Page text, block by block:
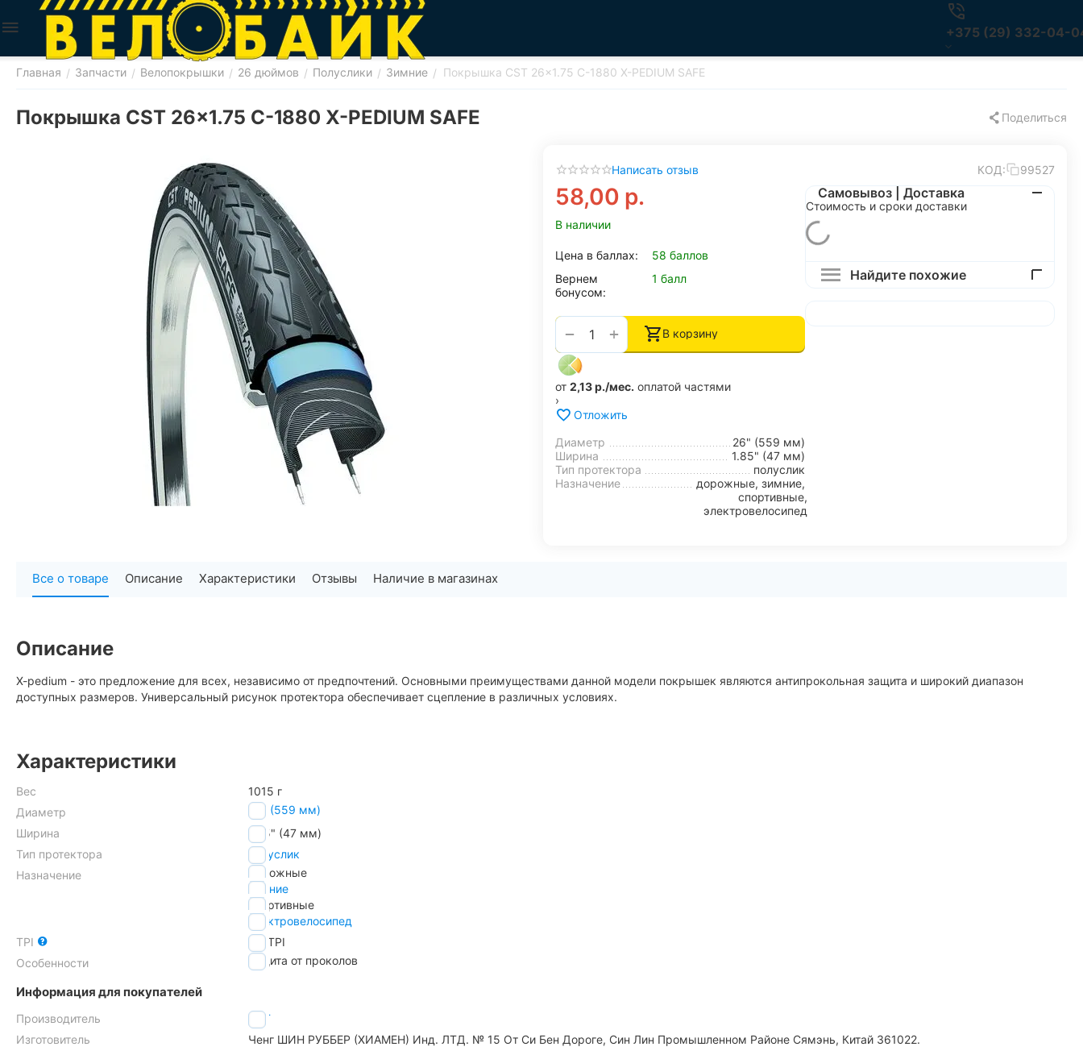
+375 (29) 332-04-
Главная / Запчасти / Велопокрышки / 26 дюймов / Полуслики / Зимние / Покрышка CST 26x1.75 C-1880 X-PEDIUM SAFE
Покрышка CST 26x1.75 C-1880 X-PEDIUM SAFE Поделиться
Написать отзыв КОД: 99527
58,00 р.
В наличии
Цена в баллах:
58 баллов
Вернем
бонусом:
1 балл
+
− В корзину
от 2,13 р./мес. оплатой частями
›
Отложить
Диаметр
26" (559 мм)
Ширина
1.85" (47 мм)
Тип протектора
полуслик
Назначение
дорожные, зимние,
спортивные,
электровелосипед
Самовывоз | Доставка
Стоимость и сроки доставки
Найдите похожие
Все о товаре Описание Характеристики Отзывы Наличие в магазинах
Описание
X-pedium - это предложение для всех, независимо от предпочтений. Основными преимуществами данной модели покрышек являются антипрокольная защита и широкий диапазон
доступных размеров. Универсальный рисунок протектора обеспечивает сцепление в различных условиях.
Характеристики
Вес
1015 г
Диаметр
26" (559 мм)
Ширина
1.85" (47 мм)
Тип протектора
полуслик
Назначение
дорожные
зимние
спортивные
электровелосипед
TPI
32 TPI
Особенности
защита от проколов
Информация для покупателей
Производитель
CST
Изготовитель
Ченг ШИН РУББЕР (XИАМЕН) Инд. ЛТД. № 15 От Си Бен Дороге, Син Лин Промышленном Районе Сямэнь, Китай 361022.